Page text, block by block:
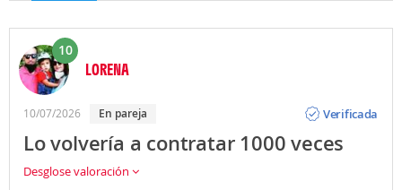
10
LORENA
10/07/2026 En pareja
Verificada
Lo volvería a contratar 1000 veces
Desglose valoración